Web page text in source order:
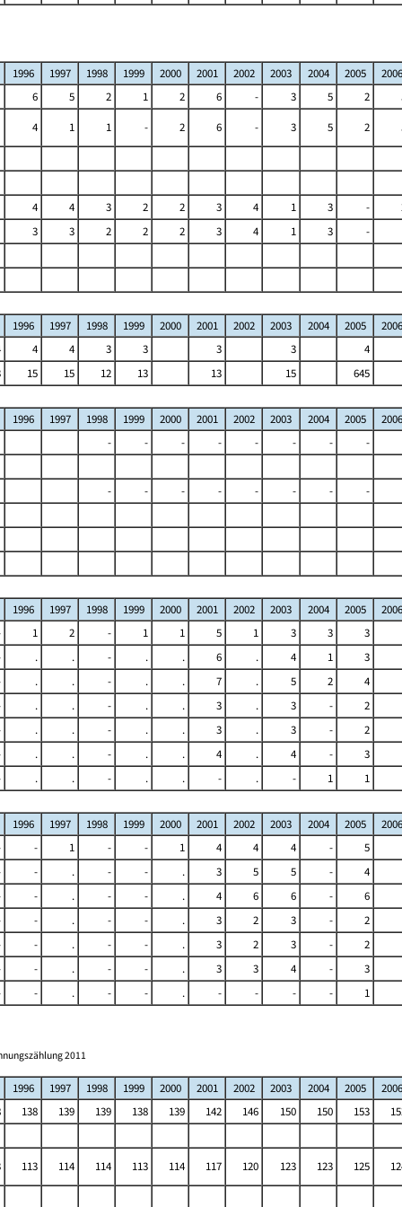
1996 1997 1998 1999 2000 2001 2002 2003 2004 2005
2006
6 5 2 1 2 6 - 3 5 2
4 1 1 - 2 6 - 3 5 2
4 4 3 2 2 3 4 1 3 -
3 3 2 2 2 3 4 1 3 -
1996 1997 1998 1999 2000 2001 2002 2003 2004 2005
2006
4 4 3 3 3 3
4
15 15 12 13 13 15
645
1996 1997 1998 1999 2000 2001 2002 2003 2004 2005
2006
- - - - - - -
-
- - - - - - -
-
1996 1997 1998 1999 2000 2001 2002 2003 2004 2005
2006
1 2 - 1 1 5 1 3 3
3
. . - . . 6 . 4 1
3
. . - . . 7 . 5 2
4
. . - . . 3 . 3 -
2
. . - . . 3 . 3 -
2
. . - . . 4 . 4 -
3
. . - . . - . - 1
1
1996 1997 1998 1999 2000 2001 2002 2003 2004 2005
2006
- 1 - - 1 4 4 4 - 5
- . - - . 3 5 5 -
4
- . - - . 4 6 6 -
6
- . - - . 3 2 3 -
2
- . - - . 3 2 3 -
2
- . - - . 3 3 4 -
3
- . - - . - - - -
1
2011
1996 1997 1998 1999 2000 2001 2002 2003 2004 2005
2006
138 139 139 138 139 142 146 150 150 153
113 114 114 113 114 117 120 123 123 125